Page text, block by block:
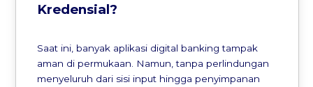
Kredensial?
Saat ini, banyak aplikasi digital banking tampak
aman di permukaan. Namun, tanpa perlindungan
menyeluruh dari sisi input hingga penyimpanan